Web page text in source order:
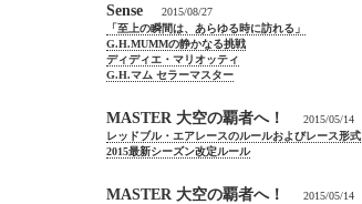
Sense
2015/08/27
「至上の瞬間は、あらゆる時に訪れる」
G.H.MUMMの静かなる挑戦
ディディエ・マリオッティ
G.H.マム セラーマスター
MASTER 大空の覇者へ！
2015/05/14
レッドブル・エアレースのルールおよびレース形式
2015最新シーズン改定ルール
MASTER 大空の覇者へ！
2015/05/14